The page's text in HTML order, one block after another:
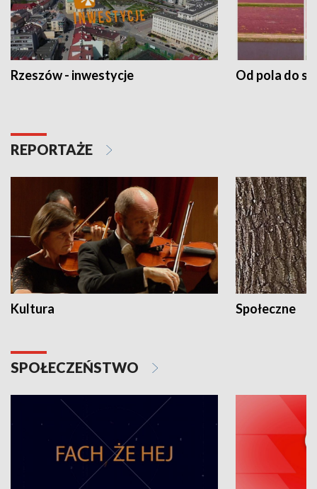
Rzeszów - inwestycje Od pola do
REPORTAŻE
Kultura Społeczne
SPOŁECZEŃSTWO